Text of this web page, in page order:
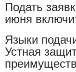
Подать
июня
Языки
Устная